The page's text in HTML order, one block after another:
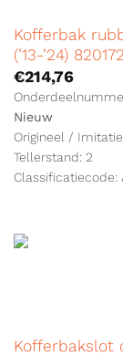
Kofferbak
(’13-’24)
€214,76
Nieuw
Origineel /
Tellerstand: 2
Classificatiecode:
Kofferbakslot